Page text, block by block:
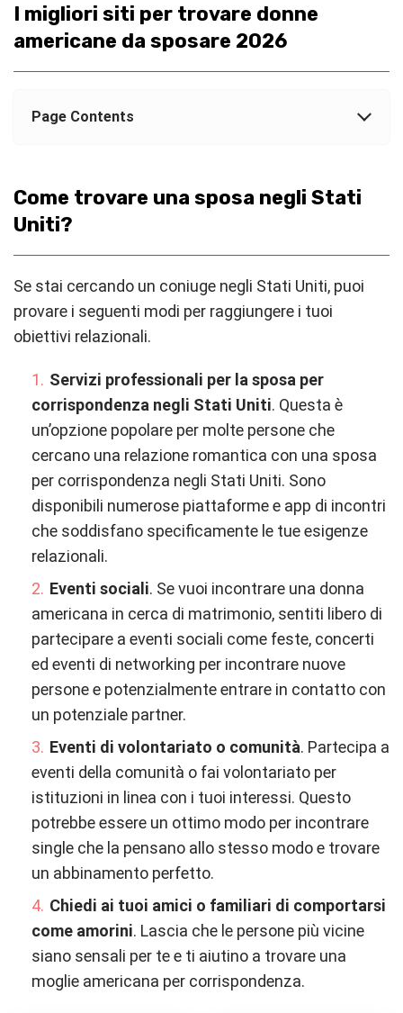
I migliori siti per trovare donne
americane da sposare 2026
Page Contents
Come trovare una sposa negli Stati
Uniti?
Se stai cercando un coniuge negli Stati Uniti, puoi
provare i seguenti modi per raggiungere i tuoi
obiettivi relazionali.
Servizi professionali per la sposa per
corrispondenza negli Stati Uniti. Questa è
un’opzione popolare per molte persone che
cercano una relazione romantica con una sposa
per corrispondenza negli Stati Uniti. Sono
disponibili numerose piattaforme e app di incontri
che soddisfano specificamente le tue esigenze
relazionali.
Eventi sociali. Se vuoi incontrare una donna
americana in cerca di matrimonio, sentiti libero di
partecipare a eventi sociali come feste, concerti
ed eventi di networking per incontrare nuove
persone e potenzialmente entrare in contatto con
un potenziale partner.
Eventi di volontariato o comunità. Partecipa a
eventi della comunità o fai volontariato per
istituzioni in linea con i tuoi interessi. Questo
potrebbe essere un ottimo modo per incontrare
single che la pensano allo stesso modo e trovare
un abbinamento perfetto.
Chiedi ai tuoi amici o familiari di comportarsi
come amorini. Lascia che le persone più vicine
siano sensali per te e ti aiutino a trovare una
moglie americana per corrispondenza.